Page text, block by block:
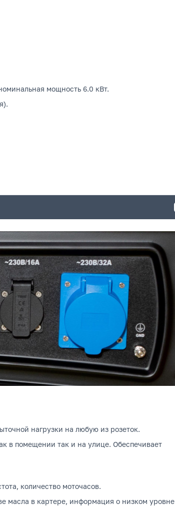
мощность 6.0 кВт.
нагрузки на любую из розеток.
в помещении так и на улице. Обеспечивает
количество моточасов.
масла в картере, информация о низком уровне